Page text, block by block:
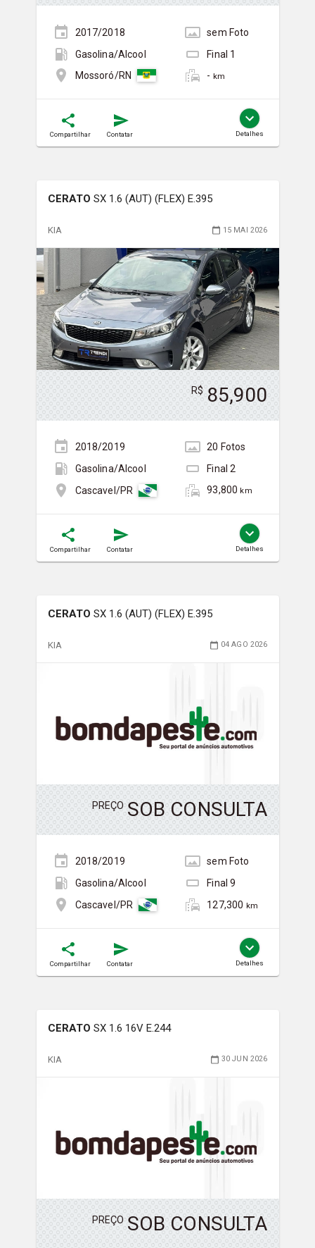
2017/2018 sem Foto
Gasolina/Álcool
Final 1
Mossoró/RN
- km
Compartilhar Contatar Detalhes
CERATO SX 1.6 (AUT) (FLEX) E.395
KIA 15 MAI 2026
R$ 85,900
2018/2019 20 Fotos
Gasolina/Álcool
Final2
Cascavel/PR
93,800 km
Compartilhar Contatar Detalhes
CERATO SX 1.6 (AUT) (FLEX) E.395
KIA 04 AGO 2026
PREÇO SOB CONSULTA
2018/2019 sem Foto
Gasolina/Álcool
Final9
Cascavel/PR
127,300 km
Compartilhar Contatar Detalhes
CERATO SX 1.6 16V E.244
KIA 30 JUN 2026
PREÇO SOB CONSULTA